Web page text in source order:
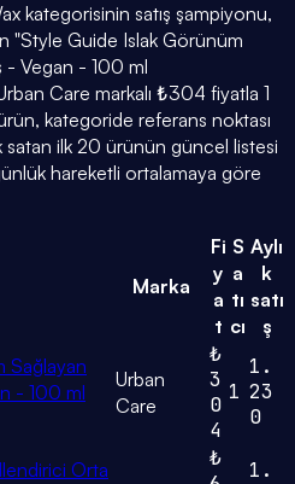
kategorisinin satış şampiyonu,
"Style Guide Islak Görünüm
- Vegan - 100 ml
Care markalı ₺304 fiyatla 1
kategoride referans noktası
satan ilk 20 ürünün güncel listesi
hareketli ortalamaya göre
Marka
Fi
y
a
t
S
a
tı
cı
Aylı
k
satı
ş
Sağlayan
- 100 ml
Urban
Care
₺
3
0
4
1
1.
23
0
Orta
₺
1.